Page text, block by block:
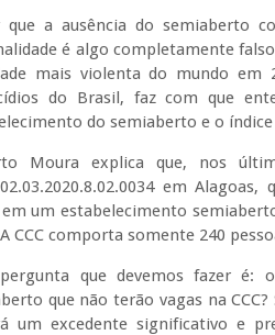
que a ausência do semiaberto
é algo completamente
mais violenta do mundo
do Brasil, faz com que
do semiaberto e o
Moura explica que, nos
em
em um estabelecimento
CCC comporta somente 240
que devemos fazer é:
que não terão vagas na
um excedente significativo e